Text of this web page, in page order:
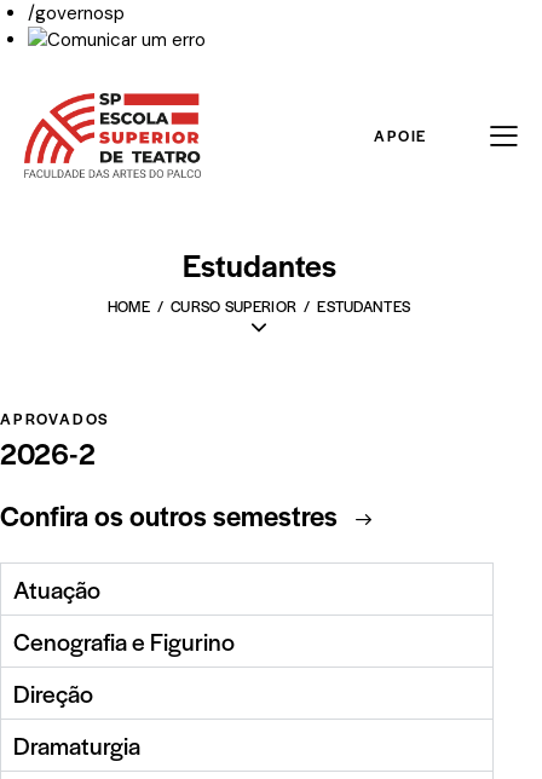
/governosp
APOIE
Estudantes
HOME CURSO SUPERIOR ESTUDANTES
APROVADOS
2026-2
Confira os outros semestres
Atuação
Cenografia e Figurino
Direção
Dramaturgia